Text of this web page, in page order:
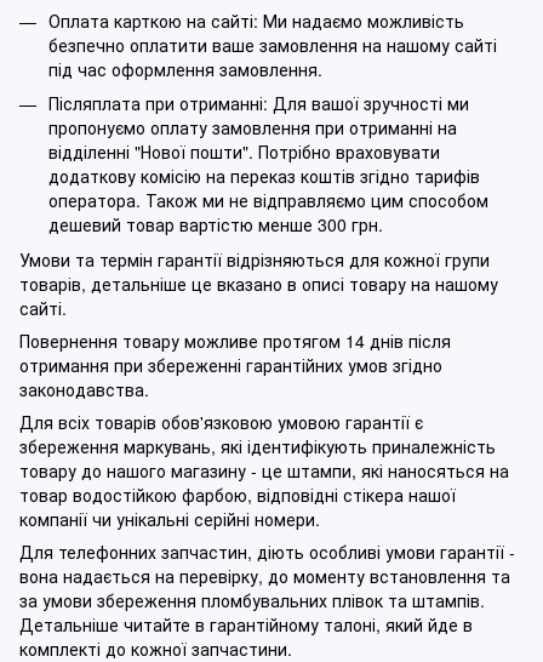
Оплата карткою на сайті: Ми надаємо можливість
безпечно оплатити ваше замовлення на нашому сайті
під час оформлення замовлення.
Післяплата при отриманні: Для вашої зручності ми
пропонуємо оплату замовлення при отриманні на
відділенні "Нової пошти". Потрібно враховувати
додаткову комісію на переказ коштів згідно тарифів
оператора. Також ми не відправляємо цим способом
дешевий товар вартістю менше 300 грн.
Умови та термін гарантії відрізняються для кожної групи
товарів, детальніше це вказано в описі товару на нашому
сайті.
Повернення товару можливе протягом 14 днів після
отримання при збереженні гарантійних умов згідно
законодавства.
Для всіх товарів обов'язковою умовою гарантії є
збереження маркувань, які ідентифікують приналежність
товару до нашого магазину - це штампи, які наносяться на
товар водостійкою фарбою, відповідні стікера нашої
компанії чи унікальні серійні номери.
Для телефонних запчастин, діють особливі умови гарантії -
вона надається на перевірку, до моменту встановлення та
за умови збереження пломбувальних плівок та штампів.
Детальніше читайте в гарантійному талоні, який йде в
комплекті до кожної запчастини.